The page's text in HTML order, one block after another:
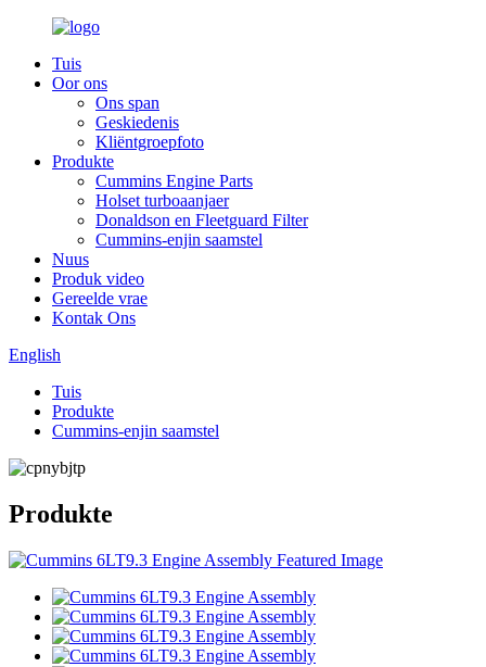
Tuis
Oor ons
Ons span
Geskiedenis
Kliëntgroepfoto
Produkte
Cummins Engine Parts
Holset turboaanjaer
Donaldson en Fleetguard Filter
Cummins-enjin saamstel
Nuus
Produk video
Gereelde vrae
Kontak Ons
English
Tuis
Produkte
Cummins-enjin saamstel
Produkte